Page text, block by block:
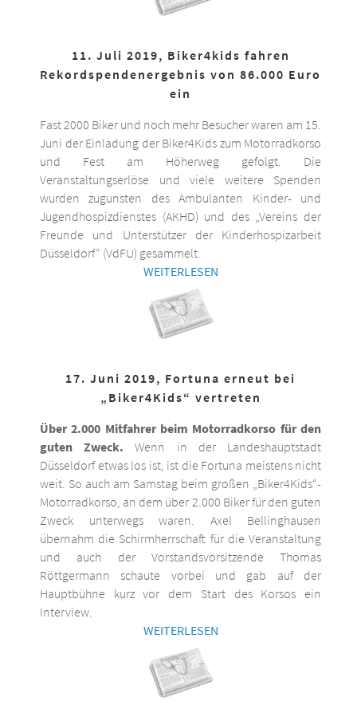
11. Juli 2019, Biker4kids fahren
Rekordspendenergebnis von 86.000 Euro
ein
Fast 2000 Biker und noch mehr Besucher waren am 15.
Juni der Einladung der Biker4Kids zum Motorradkorso
und Fest am Höherweg gefolgt. Die
Veranstaltungserlöse und viele weitere Spenden
wurden zugunsten des Ambulanten Kinder- und
Jugendhospizdienstes (AKHD) und des „Vereins der
Freunde und Unterstützer der Kinderhospizarbeit
Düsseldorf“ (VdFU) gesammelt.
WEITERLESEN
17. Juni 2019, Fortuna erneut bei
„Biker4Kids“ vertreten
Über 2.000 Mitfahrer beim Motorradkorso für den
guten Zweck. Wenn in der Landeshauptstadt
Düsseldorf etwas los ist, ist die Fortuna meistens nicht
weit. So auch am Samstag beim großen „Biker4Kids“-
Motorradkorso, an dem über 2.000 Biker für den guten
Zweck unterwegs waren. Axel Bellinghausen
übernahm die Schirmherrschaft für die Veranstaltung
und auch der Vorstandsvorsitzende Thomas
Röttgermann schaute vorbei und gab auf der
Hauptbühne kurz vor dem Start des Korsos ein
Interview.
WEITERLESEN